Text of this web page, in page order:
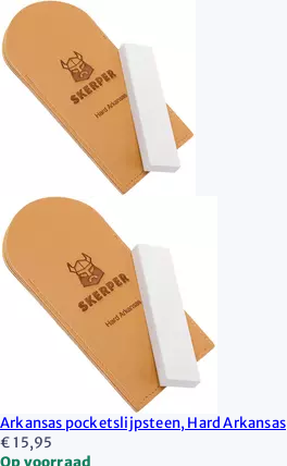
Arkansas pocketslijpsteen, Hard Arkansas
€ 15,95
Op voorraad